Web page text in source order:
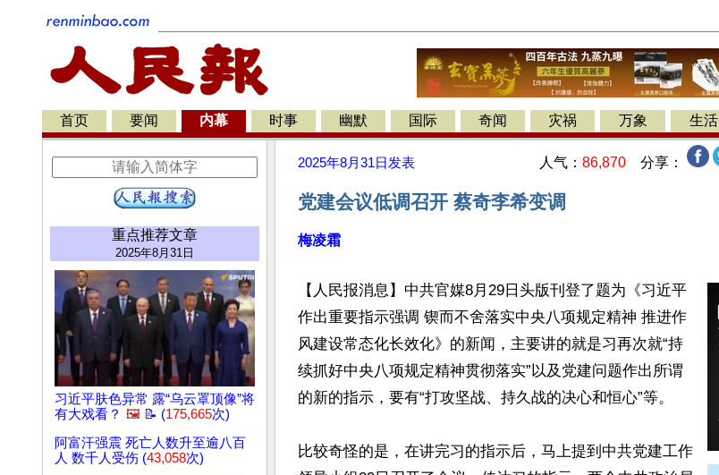
首页 要闻 内幕 时事 幽默 国际 奇闻 灾祸 万象 生活
重点推荐文章
2025年8月31日
习近平肤色异常 露“乌云罩顶像”将
有大戏看？ 🖼️ 📝 (175,665次)
阿富汗强震 死亡人数升至逾八百
人 数千人受伤 (43,058次)
2025年8月31日 发表 人气： 86,870 分享：
党建会议低调召开 蔡奇李希变调
梅凌霜
【人民报消息】中共官媒8月29日头版刊登了题为《习近平
作出重要指示强调 锲而不舍落实中央八项规定精神 推进作
风建设常态化长效化》的新闻，主要讲的就是习再次就“持
续抓好中央八项规定精神贯彻落实”以及党建问题作出所谓
的新的指示，要有“打攻坚战、持久战的决心和恒心”等。
比较奇怪的是，在讲完习的指示后，马上提到中共党建工作